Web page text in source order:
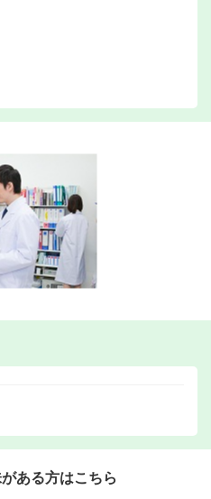
ある方はこちら